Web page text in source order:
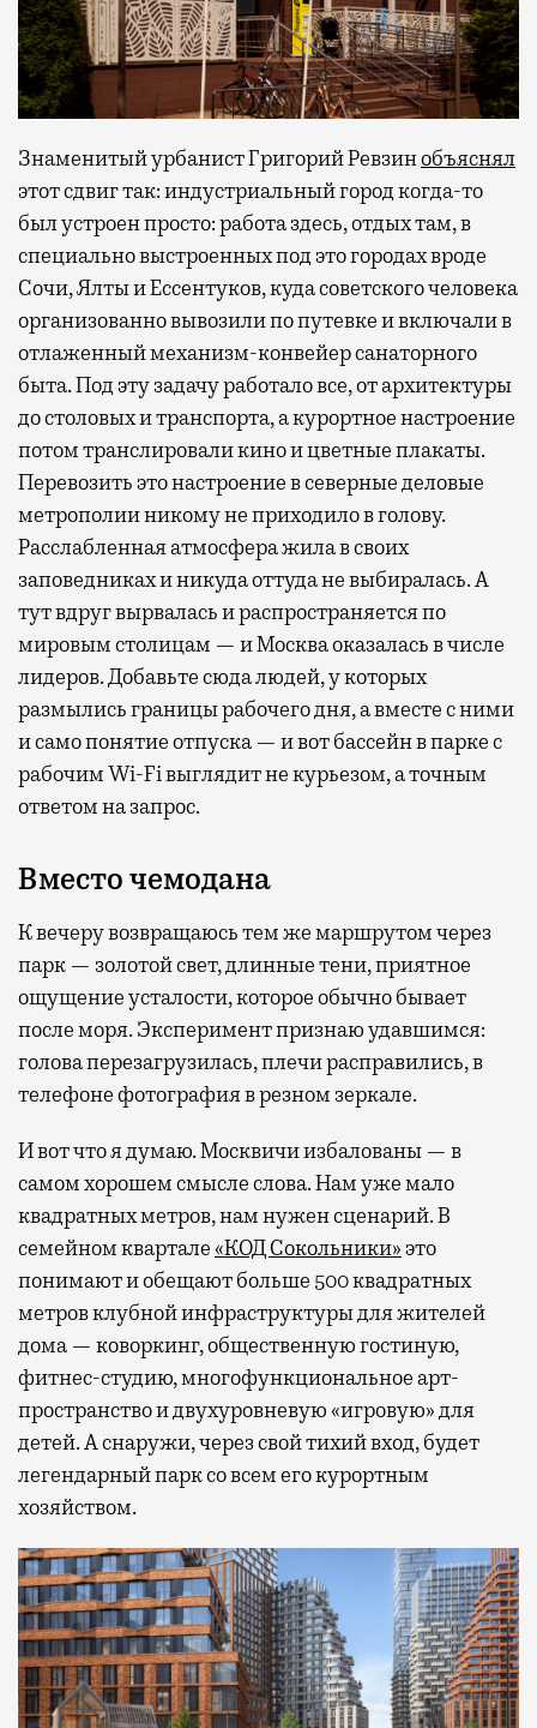
Знаменитый урбанист Григорий Ревзинобъяснял
этот сдвиг так: индустриальный город когда-то
был устроен просто: работа здесь, отдых там, в
специально выстроенных под это городах вроде
Сочи, Ялты и Ессентуков, куда советского человека
организованно вывозили по путевке и включали в
отлаженный механизм-конвейер санаторного
быта. Под эту задачу работало все, от архитектуры
до столовых и транспорта, а курортное настроение
потом транслировали кино и цветные плакаты.
Перевозить это настроение в северные деловые
метрополии никому не приходило в голову.
Расслабленная атмосфера жила в своих
заповедниках и никуда оттуда не выбиралась. А
тут вдруг вырвалась и распространяется по
мировым столицам — и Москва оказалась в числе
лидеров. Добавьте сюда людей, у которых
размылись границы рабочего дня, а вместе с ними
и само понятие отпуска — и вот бассейн в парке с
рабочим Wi-Fi выглядит не курьезом, а точным
ответом на запрос.
Вместо чемодана
К вечеру возвращаюсь тем же маршрутом через
парк — золотой свет, длинные тени, приятное
ощущение усталости, которое обычно бывает
после моря. Эксперимент признаю удавшимся:
голова перезагрузилась, плечи расправились, в
телефоне фотография в резном зеркале.
И вот что я думаю. Москвичи избалованы — в
самом хорошем смысле слова. Нам уже мало
квадратных метров, нам нужен сценарий. В
семейном квартале«КОД Сокольники»это
понимают и обещают больше 500 квадратных
метров клубной инфраструктуры для жителей
дома — коворкинг, общественную гостиную,
фитнес-студию, многофункциональное арт-
пространство и двухуровневую «игровую» для
детей. А снаружи, через свой тихий вход, будет
легендарный парк со всем его курортным
хозяйством.